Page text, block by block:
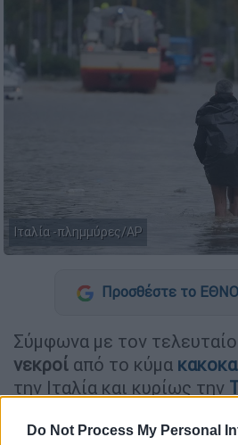
Do Not Process My Personal
Ιταλία -πλημμύρες/ΑP
Προσθέστε το
Σύμφωνα με τον
νεκροί από το κύμα
την Ιταλία και κυρίως την